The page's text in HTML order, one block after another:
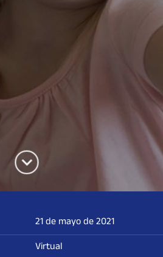
21 de mayo de 2021
Virtual